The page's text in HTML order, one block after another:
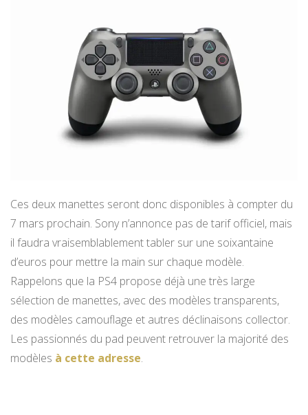
Ces deux manettes seront donc disponibles à compter du
7 mars prochain. Sony n’annonce pas de tarif officiel, mais
il faudra vraisemblablement tabler sur une soixantaine
d’euros pour mettre la main sur chaque modèle.
Rappelons que la PS4 propose déjà une très large
sélection de manettes, avec des modèles transparents,
des modèles camouflage et autres déclinaisons collector.
Les passionnés du pad peuvent retrouver la majorité des
modèles à cette adresse.